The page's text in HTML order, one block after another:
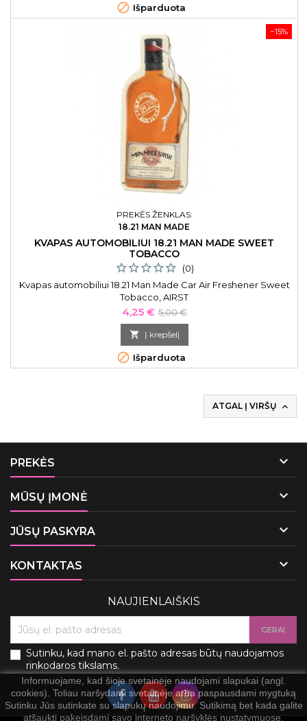
 Išparduota
−15%
PREKĖS ŽENKLAS:
18.21 MAN MADE
KVAPAS AUTOMOBILIUI 18.21 MAN MADE SWEET
TOBACCO
(0)
Kvapas automobiliui 18.21 Man Made Car Air Freshener Sweet
Tobacco, AIRST
Kaina
4,25 € Bazinė
kaina
5,00 €
 Į krepšelį
 Išparduota
ATGAL Į VIRŠŲ 
PREKĖS 
MŪSŲ ĮMONĖ 
JŪSŲ PASKYRA 
KONTAKTAS 
Informuojame, kad šioje svetainėje naudojami slapukai (angl.
cookies). Toliau naršydami svetainėje arba paspausdami mygtuką
Sutinku Jūs sutinkate su slapukų naudojimu. Sutikimą bet kada galite
atšaukti pakeisdami savo interneto naršyklės nustatymuose.
NAUJIENLAIŠKIS
Sutinku, kad mano el. pašto adresas būtų naudojamos
rinkodaros tikslams.